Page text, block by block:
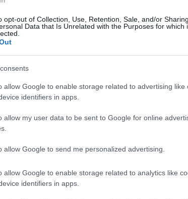
opt-out of Collection, Use, Retention, Sale, and/or Sharing
Data that Is Unrelated with the Purposes for which
allow Google to enable storage related to advertising like
identifiers in apps.
allow my user data to be sent to Google for online
allow Google to send me personalized advertising.
allow Google to enable storage related to analytics like
identifiers in apps.
Úgy vélik: mindenkinek össze kell
antihumánus cselekedetek